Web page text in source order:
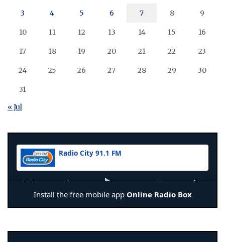
3 4 5 6 7 8 9
10 11 12 13 14 15 16
17 18 19 20 21 22 23
24 25 26 27 28 29 30
31
« Jul